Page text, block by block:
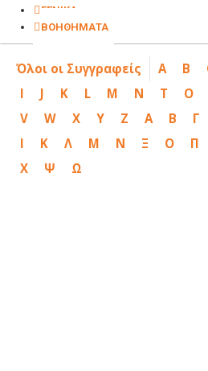
ΓΕΝΙΚΑ
ΒΟΗΘΗΜΑΤΑ
Όλοι οι Συγγραφείς A B
I
J K L M N T O
V
W X Y Z Α Β Γ
Ι
Κ Λ Μ Ν Ξ Ο Π
Χ
Ψ Ω